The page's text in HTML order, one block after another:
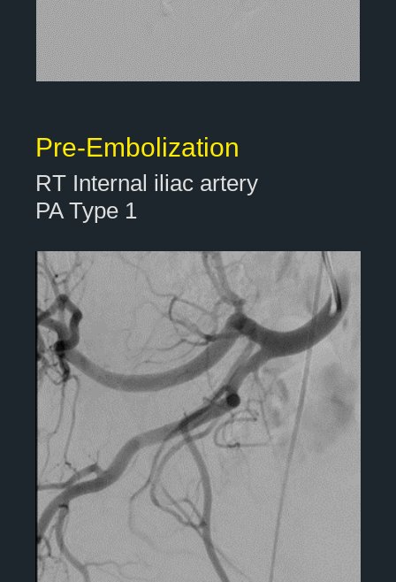
Pre-Embolization
RT Internal iliac artery
PA Type 1